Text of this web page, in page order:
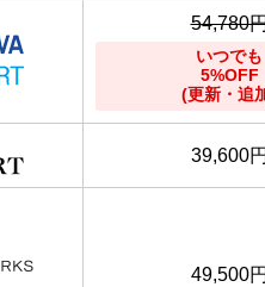
54,780
いつでも
5%OFF
(更新・追
39,600円
49,500円